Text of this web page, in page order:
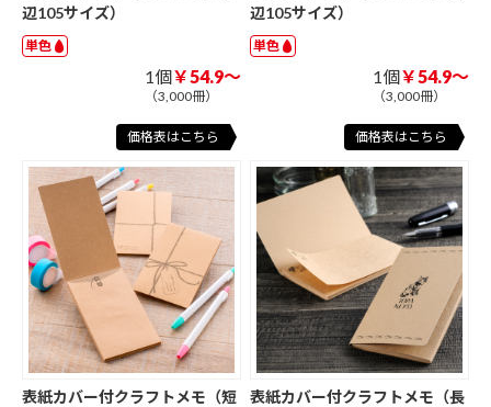
辺105サイズ）
単色
1個￥54.9～
（3,000冊）
価格表はこちら
辺105サイズ）
単色
1個￥54.9～
（3,000冊）
価格表はこちら
表紙カバー付クラフトメモ（短
表紙カバー付クラフトメモ（長